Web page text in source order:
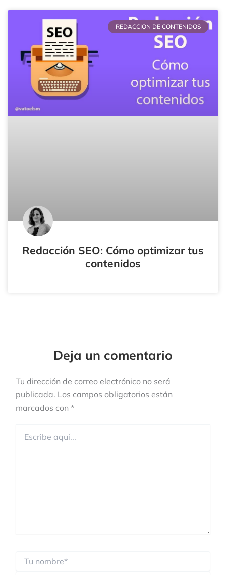
REDACCION DE CONTENIDOS
Redacción SEO: Cómo optimizar tus
contenidos
Deja un comentario
Tu dirección de correo electrónico no será
publicada. Los campos obligatorios están
marcados con *
aquí...